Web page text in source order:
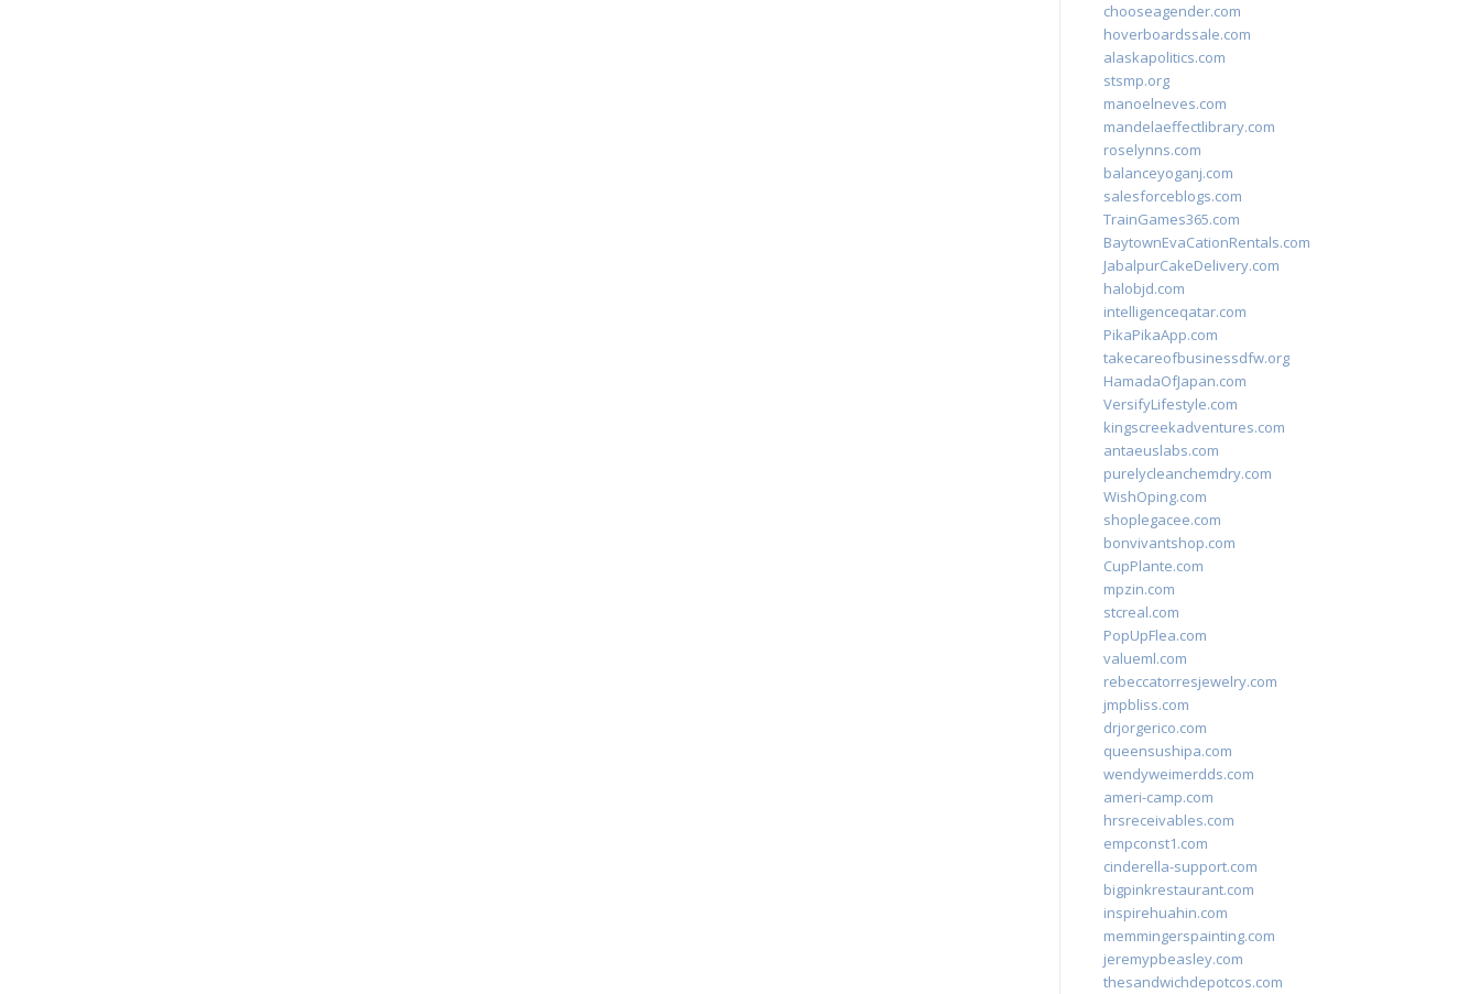
chooseagender.com
hoverboardssale.com
alaskapolitics.com
stsmp.org
manoelneves.com
mandelaeffectlibrary.com
roselynns.com
balanceyoganj.com
salesforceblogs.com
TrainGames365.com
BaytownEvaCationRentals.com
JabalpurCakeDelivery.com
halobjd.com
intelligenceqatar.com
PikaPikaApp.com
takecareofbusinessdfw.org
HamadaOfJapan.com
VersifyLifestyle.com
kingscreekadventures.com
antaeuslabs.com
purelycleanchemdry.com
WishOping.com
shoplegacee.com
bonvivantshop.com
CupPlante.com
mpzin.com
stcreal.com
PopUpFlea.com
valueml.com
rebeccatorresjewelry.com
jmpbliss.com
drjorgerico.com
queensushipa.com
wendyweimerdds.com
ameri-camp.com
hrsreceivables.com
empconst1.com
cinderella-support.com
bigpinkrestaurant.com
inspirehuahin.com
memmingerspainting.com
jeremypbeasley.com
thesandwichdepotcos.com